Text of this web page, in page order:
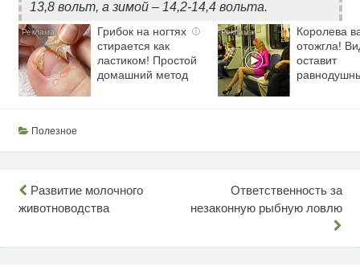
13,8 вольт, а зимой – 14,2-14,4 вольта.
i
Грибок на ногтях
стирается как
ластиком! Простой
домашний метод
Королева
отожгла!
оставит
Полезное
Навигация
по
записям
Развитие молочного
животноводства
Ответственность за
незаконную рыбную ловлю